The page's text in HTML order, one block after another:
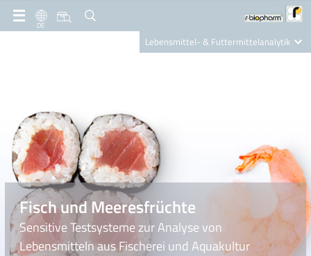
DE
Lebensmittel- & Futtermittelanalytik
Fisch und Meeresfrüchte
Sensitive Testsysteme zur Analyse von
Lebensmitteln aus Fischerei und Aquakultur